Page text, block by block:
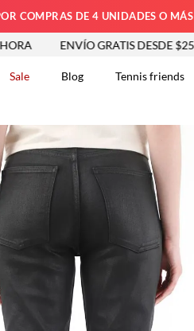
COMPRAS DE 4 UNIDADES O MÁS
ENVÍO GRATIS DESDE $250.000
Sale Blog Tennis friends